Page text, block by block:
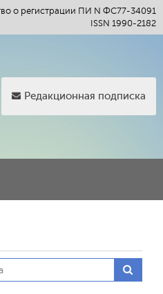
о регистрации ПИ N ФС77-34091
ISSN 1990-2182
Редакционная подписка